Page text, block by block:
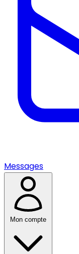
Messages
Mon compte